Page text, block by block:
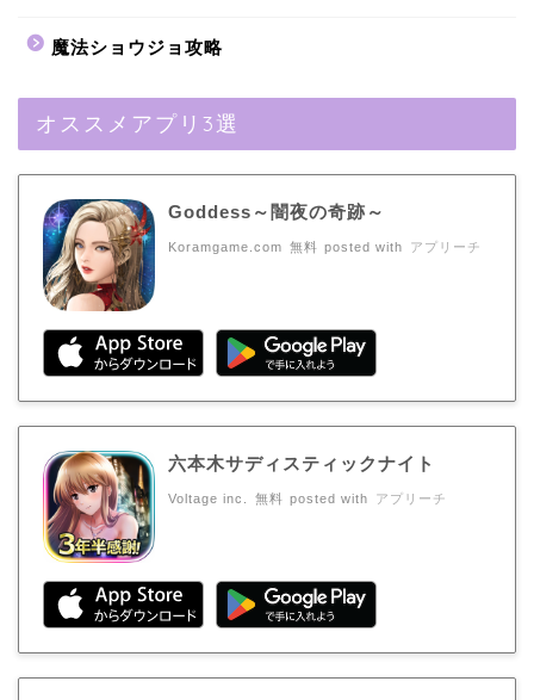
魔法ショウジョ攻略
オススメアプリ3選
Goddess～闇夜の奇跡～
Koramgame.com 無料 posted with アプリーチ
六本木サディスティックナイト
Voltage inc. 無料 posted with アプリーチ